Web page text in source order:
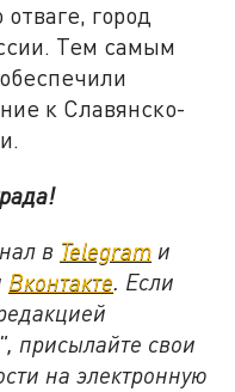
город
Тем самым
к Славянско-
в Telegram и
Вконтакте. Если
присылайте свои
на электронную